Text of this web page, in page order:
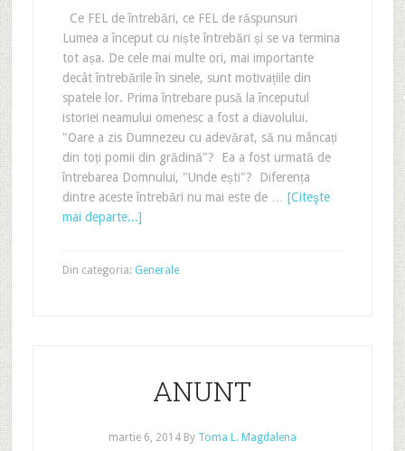
Ce FEL de întrebări, ce FEL de răspunsuri
Lumea a început cu niște întrebări și se va termina
tot așa. De cele mai multe ori, mai importante
decât întrebările în sinele, sunt motivațiile din
spatele lor. Prima întrebare pusă la începutul
istoriei neamului omenesc a fost a diavolului.
"Oare a zis Dumnezeu cu adevărat, să nu mâncați
din toți pomii din grădină"? Ea a fost urmată de
întrebarea Domnului, "Unde ești"? Diferența
dintre aceste întrebări nu mai este de … [Citeşte
mai departe...]
Din categoria: Generale
ANUNT
martie 6, 2014By Toma L. Magdalena